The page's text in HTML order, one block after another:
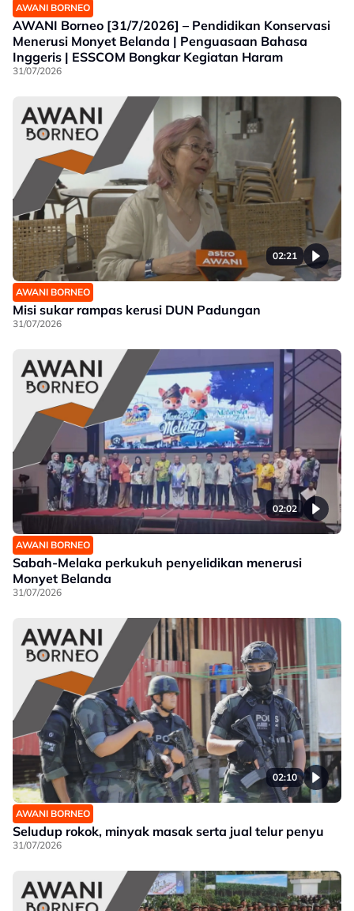
AWANI BORNEO
AWANI Borneo [31/7/2026] – Pendidikan Konservasi
Menerusi Monyet Belanda | Penguasaan Bahasa
Inggeris | ESSCOM Bongkar Kegiatan Haram
31/07/2026
02:21
AWANI BORNEO
Misi sukar rampas kerusi DUN Padungan
31/07/2026
02:02
AWANI BORNEO
Sabah-Melaka perkukuh penyelidikan menerusi
Monyet Belanda
31/07/2026
02:10
AWANI BORNEO
Seludup rokok, minyak masak serta jual telur penyu
31/07/2026